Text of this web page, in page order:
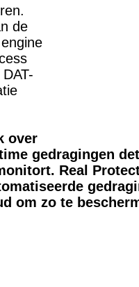
de
over
gedragingen
Real
om zo te